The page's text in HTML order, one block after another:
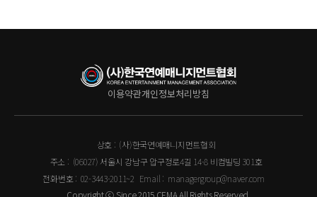
이용약관개인정보처리방침
상호 : (사)한국연예매니지먼트협회
주소 : (06027) 서울시 강남구 압구정로4길 14-8 비컴빌딩 301호
전화번호 : 02-3443-2011~2 Email : managergroup@naver.com
Copyright ⓒ Since 2015 CEMA All Rights Reserved.